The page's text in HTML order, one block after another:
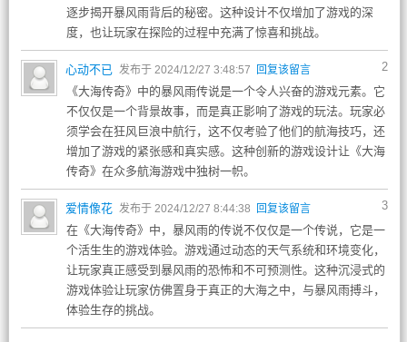
逐步揭开暴风雨背后的秘密。这种设计不仅增加了游戏的深
度，也让玩家在探险的过程中充满了惊喜和挑战。
2
心动不已 发布于 2024/12/27 3:48:57 回复该留言
《大海传奇》中的暴风雨传说是一个令人兴奋的游戏元素。它
不仅仅是一个背景故事，而是真正影响了游戏的玩法。玩家必
须学会在狂风巨浪中航行，这不仅考验了他们的航海技巧，还
增加了游戏的紧张感和真实感。这种创新的游戏设计让《大海
传奇》在众多航海游戏中独树一帜。
3
爱情像花 发布于 2024/12/27 8:44:38 回复该留言
在《大海传奇》中，暴风雨的传说不仅仅是一个传说，它是一
个活生生的游戏体验。游戏通过动态的天气系统和环境变化，
让玩家真正感受到暴风雨的恐怖和不可预测性。这种沉浸式的
游戏体验让玩家仿佛置身于真正的大海之中，与暴风雨搏斗，
体验生存的挑战。